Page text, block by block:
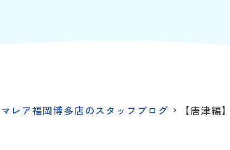
マレア福岡博多店のスタッフブログ 【唐津